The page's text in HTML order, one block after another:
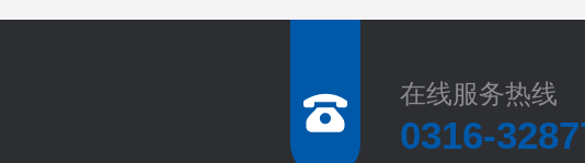
在线服务热线
0316-